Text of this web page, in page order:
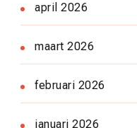
april 2026
maart 2026
februari 2026
januari 2026